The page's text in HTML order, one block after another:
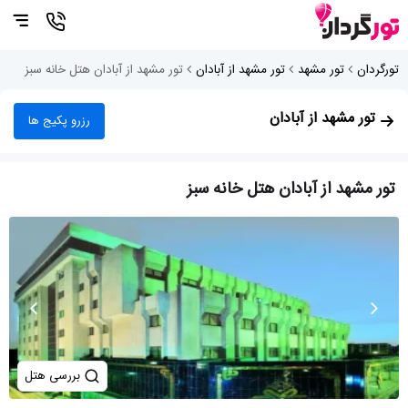
تورگردان تور مشهد تور مشهد از آبادان تور مشهد از آبادان هتل خانه سبز
تور مشهد از آبادان رزرو پکیج ها
تور مشهد از آبادان هتل خانه سبز
بررسی هتل